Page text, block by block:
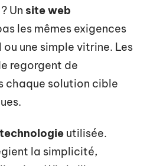
Un site web
les mêmes exigences
ou une simple vitrine. Les
regorgent de
chaque solution cible
technologie utilisée.
la simplicité,